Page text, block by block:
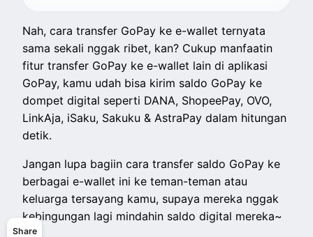
Share
Nah, cara transfer GoPay ke e-wallet ternyata
sama sekali nggak ribet, kan? Cukup manfaatin
fitur transfer GoPay ke e-wallet lain di aplikasi
GoPay, kamu udah bisa kirim saldo GoPay ke
dompet digital seperti DANA, ShopeePay, OVO,
LinkAja, iSaku, Sakuku & AstraPay dalam hitungan
detik.
Jangan lupa bagiin cara transfer saldo GoPay ke
berbagai e-wallet ini ke teman-teman atau
keluarga tersayang kamu, supaya mereka nggak
kebingungan lagi mindahin saldo digital mereka~